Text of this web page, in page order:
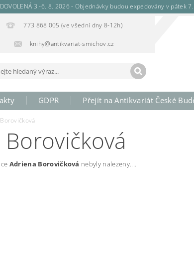
DOVOLENÁ 3.-6. 8. 2026 - Objednávky budou expedovány v
773 868 005 (ve všední dny 8-12h)
knihy@antikvariat-smichov.cz
GDPR Přejít na Antikvariát České
Adriena Borovičková nebyly nalezeny....